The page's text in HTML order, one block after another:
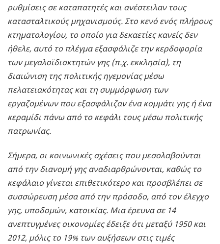
ρυθμίσεις σε καταπατητές και ανέστειλαν τους
κατασταλτικούς μηχανισμούς. Στο κενό ενός πλήρους
κτηματολογίου, το οποίο για δεκαετίες κανείς δεν
ήθελε, αυτό το πλέγμα εξασφάλιζε την κερδοφορία
των μεγαλοϊδιοκτητών γης (π.χ. εκκλησία), τη
διαιώνιση της πολιτικής ηγεμονίας μέσω
πελατειακότητας και τη συμμόρφωση των
εργαζομένων που εξασφάλιζαν ένα κομμάτι γης ή ένα
κεραμίδι πάνω από το κεφάλι τους μέσω πολιτικής
πατρωνίας.
Σήμερα, οι κοινωνικές σχέσεις που μεσολαβούνται
από την διανομή γης αναδιαρθρώνονται, καθώς το
κεφάλαιο γίνεται επιθετικότερο και προσβλέπει σε
συσσώρευση μέσα από την πρόσοδο, από τον έλεγχο
γης, υποδομών, κατοικίας. Μια έρευνα σε 14
ανεπτυγμένες οικονομίες έδειξε ότι μεταξύ 1950 και
2012, μόλις το 19% των αυξήσεων στις τιμές